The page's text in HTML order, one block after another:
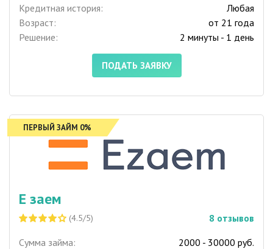
Кредитная история:
Любая
Возраст:
от 21 года
Решение:
2 минуты - 1 день
ПОДАТЬ ЗАЯВКУ
ПЕРВЫЙ ЗАЙМ 0%
Е заем
(4.5/5) 8 отзывов
Сумма займа:
2000 - 30000 руб.